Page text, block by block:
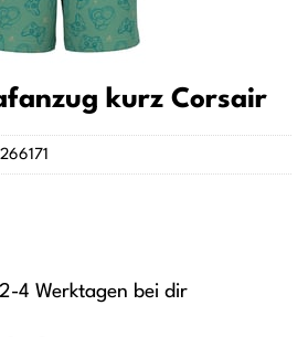
kurz Corsair
4 Werktagen bei dir